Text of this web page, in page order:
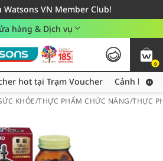
Watsons VN Member Club!
hàng cho đơn hàng từ 249,000Đ
- Áp dụng khu vực TP. Hồ Chí Minh
hàng & Dịch vụ
0
Thu thập thêm voucher hot tại Trạm Voucher
hot tại Trạm Voucher Cảnh báo
KHỎE/THỰC PHẨM CHỨC NĂNG/THỰC